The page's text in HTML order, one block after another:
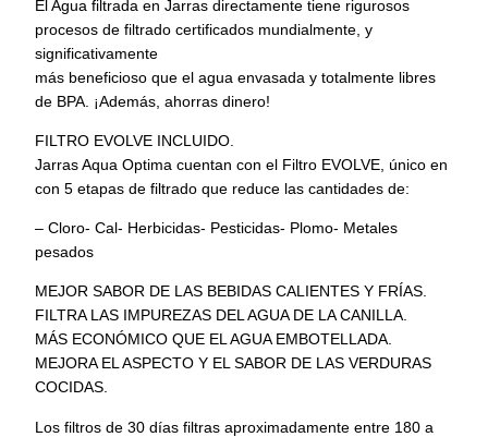
A
g
u
a
P
o
r
t
t
i
l
El Agua filtrada en Jarras directamente tiene rigurosos
procesos de filtrado certificados mundialmente, y
significativamente
más beneficioso que el agua envasada y totalmente libres
de BPA. ¡Además, ahorras dinero!
FILTRO EVOLVE INCLUIDO.
Jarras Aqua Optima cuentan con el Filtro EVOLVE, único en
con 5 etapas de filtrado que reduce las cantidades de:
– Cloro- Cal- Herbicidas- Pesticidas- Plomo- Metales
pesados
MEJOR SABOR DE LAS BEBIDAS CALIENTES Y FRÍAS.
FILTRA LAS IMPUREZAS DEL AGUA DE LA CANILLA.
MÁS ECONÓMICO QUE EL AGUA EMBOTELLADA.
MEJORA EL ASPECTO Y EL SABOR DE LAS VERDURAS
COCIDAS.
Los filtros de 30 días filtras aproximadamente entre 180 a